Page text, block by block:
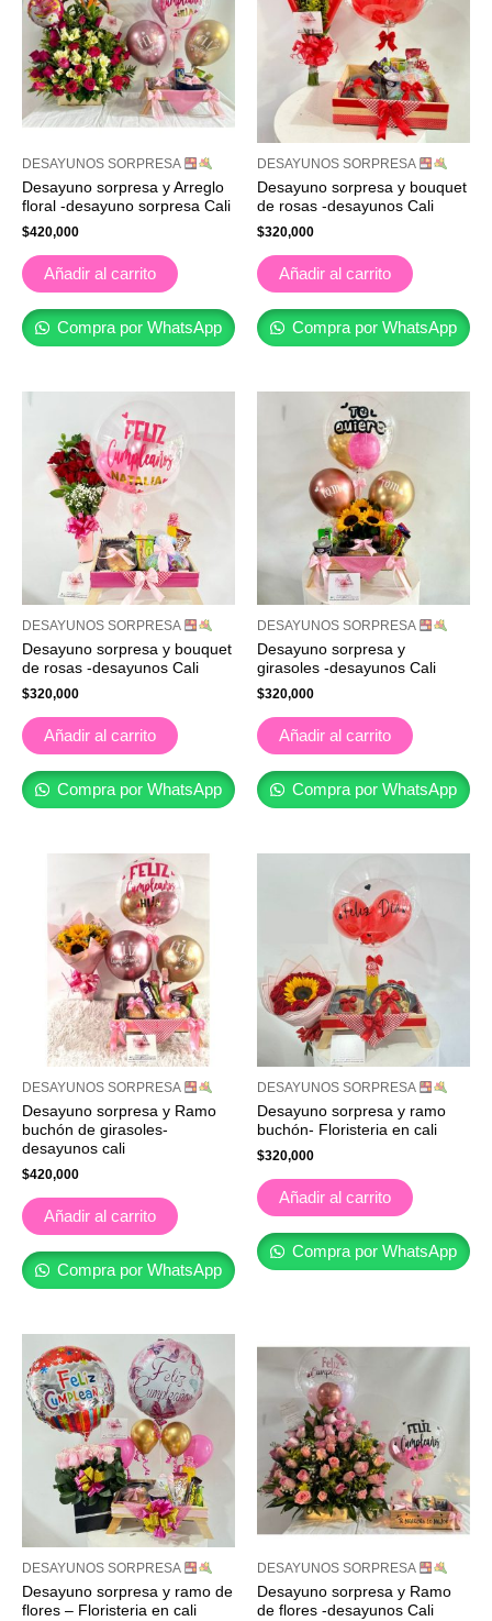
DESAYUNOS SORPRESA
Desayuno sorpresa y Arreglo
floral -desayuno sorpresa Cali
$420,000
Añadir al carrito
Compra por WhatsApp
DESAYUNOS SORPRESA
Desayuno sorpresa y bouquet
de rosas -desayunos Cali
$320,000
Añadir al carrito
Compra por WhatsApp
DESAYUNOS SORPRESA
Desayuno sorpresa y bouquet
de rosas -desayunos Cali
$320,000
Añadir al carrito
Compra por WhatsApp
DESAYUNOS SORPRESA
Desayuno sorpresa y
girasoles -desayunos Cali
$320,000
Añadir al carrito
Compra por WhatsApp
DESAYUNOS SORPRESA
Desayuno sorpresa y Ramo
buchón de girasoles-
desayunos cali
$420,000
Añadir al carrito
Compra por WhatsApp
DESAYUNOS SORPRESA
Desayuno sorpresa y ramo
buchón- Floristeria en cali
$320,000
Añadir al carrito
Compra por WhatsApp
DESAYUNOS SORPRESA
Desayuno sorpresa y ramo de
flores – Floristeria en cali
DESAYUNOS SORPRESA
Desayuno sorpresa y Ramo
de flores -desayunos Cali